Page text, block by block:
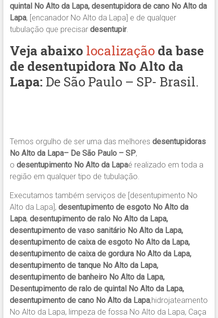
quintal No Alto da Lapa, desentupidora de cano No Alto da
Lapa, [encanador No Alto da Lapa] e de qualquer
tubulação que precisar desentupir.
Veja abaixo localização da base
de desentupidora No Alto da
Lapa: De São Paulo – SP- Brasil.
Temos orgulho de ser uma das melhores desentupidoras
No Alto da Lapa– De São Paulo – SP,
o desentupimento No Alto da Lapaé realizado em toda a
região em qualquer tipo de tubulação.
Executamos também serviços de [desentupimento No
Alto da Lapa], desentupimento de esgoto No Alto da
Lapa, desentupimento de ralo No Alto da Lapa,
desentupimento de vaso sanitário No Alto da Lapa,
desentupimento de caixa de esgoto No Alto da Lapa,
desentupimento de caixa de gordura No Alto da Lapa,
desentupimento de tanque No Alto da Lapa,
desentupimento de banheiro No Alto da Lapa,
Desentupimento de ralo de quintal No Alto da Lapa,
desentupimento de cano No Alto da Lapa,hidrojateamento
No Alto da Lapa, limpeza de fossa No Alto da Lapa, Caça